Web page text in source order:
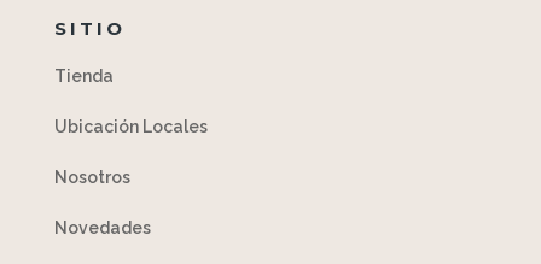
SITIO
Tienda
Ubicación Locales
Nosotros
Novedades